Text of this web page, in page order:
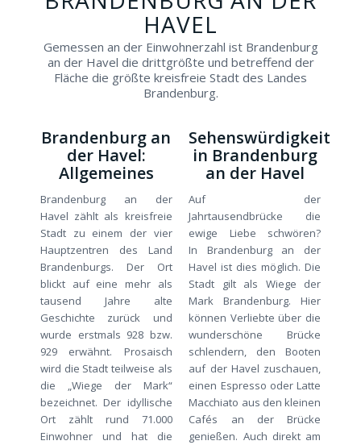
HAVEL
Gemessen an der Einwohnerzahl ist Brandenburg
an der Havel die drittgrößte und betreffend der
Fläche die größte kreisfreie Stadt des Landes
Brandenburg.
Brandenburg an
der Havel:
Allgemeines
Brandenburg an der
Havel zählt als kreisfreie
Stadt zu einem der vier
Hauptzentren des Land
Brandenburgs. Der Ort
blickt auf eine mehr als
tausend Jahre alte
Geschichte zurück und
wurde erstmals 928 bzw.
929 erwähnt. Prosaisch
wird die Stadt teilweise als
die „Wiege der Mark“
bezeichnet. Der idyllische
Ort zählt rund 71.000
Einwohner und hat die
Sehenswürdigkeit
in Brandenburg
an der Havel
Auf der
Jahrtausendbrücke die
ewige Liebe schwören?
In Brandenburg an der
Havel ist dies möglich. Die
Stadt gilt als Wiege der
Mark Brandenburg. Hier
können Verliebte über die
wunderschöne Brücke
schlendern, den Booten
auf der Havel zuschauen,
einen Espresso oder Latte
Macchiato aus den kleinen
Cafés an der Brücke
genießen. Auch direkt am